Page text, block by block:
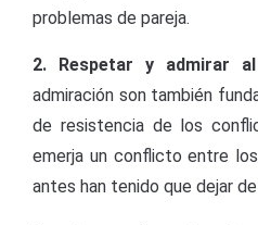
problemas de pareja.
2. Respetar y admirar
admiración son también
de resistencia de los
emerja un conflicto entre
antes han tenido que dejar